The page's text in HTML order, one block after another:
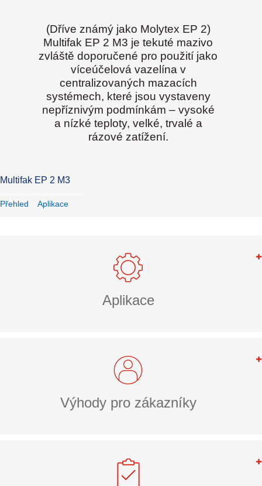
(Dříve známý jako Molytex EP 2)
Multifak EP 2 M3 je tekuté mazivo
zvláště doporučené pro použití jako
víceúčelová vazelína v
centralizovaných mazacích
systémech, které jsou vystaveny
nepříznivým podmínkám – vysoké
a nízké teploty, velké, trvalé a
rázové zatížení.
Multifak EP 2 M3
Přehled Aplikace
Aplikace
Výhody pro zákazníky